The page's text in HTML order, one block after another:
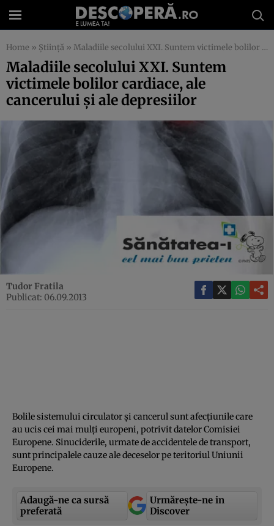
Home » Știință » Maladiile secolului XXI. Suntem victimele bolilor cardiace, ale cancerului şi ale depresiilor
Maladiile secolului XXI. Suntem
victimele bolilor cardiace, ale
cancerului şi ale depresiilor
Tudor Fratila
Publicat: 06.09.2013
Bolile sistemului circulator şi cancerul sunt afecţiunile care
au ucis cei mai mulţi europeni, potrivit datelor Comisiei
Europene. Sinuciderile, urmate de accidentele de transport,
sunt principalele cauze ale deceselor pe teritoriul Uniunii
Europene.
Adaugă-ne ca sursă
preferată
Urmărește-ne in
Discover